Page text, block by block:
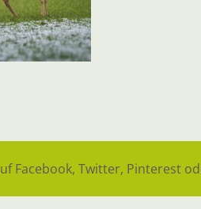
Facebook, Twitter, Pinterest